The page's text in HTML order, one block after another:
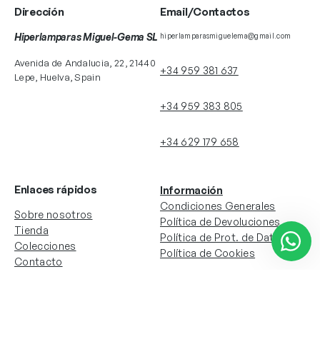
Dirección
Hiperlamparas Miguel-Gema SL
Avenida de Andalucia, 22, 21440
Lepe, Huelva, Spain
Email/Contactos
hiperlamparasmiguelema@gmail.com
+34 959 381 637
+34 959 383 805
+34 629 179 658
Enlaces rápidos
Sobre nosotros
Tienda
Colecciones
Contacto
Información
Condiciones Generales
Política de Devoluciones
Política de Prot. de Datos
Política de Cookies